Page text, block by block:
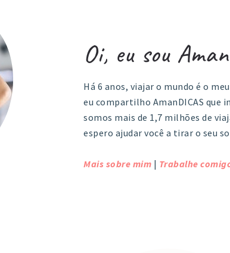
Oi, eu sou
Há 6 anos, viajar o mundo é o
eu compartilho AmanDICAS que
somos mais de 1,7 milhões de
espero ajudar você a tirar o seu
Mais sobre mim | Trabalhe